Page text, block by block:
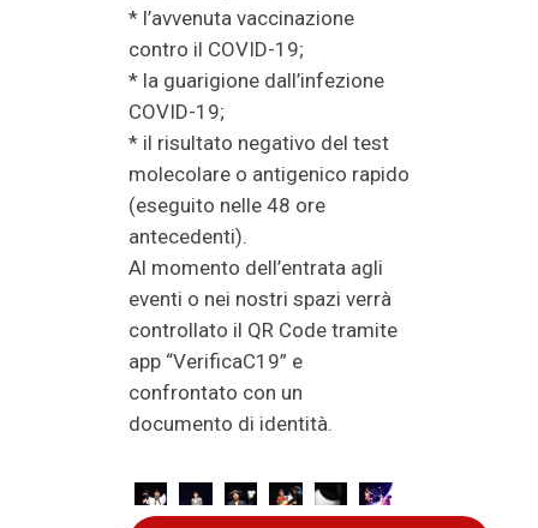
* l’avvenuta vaccinazione
contro il COVID-19;
* la guarigione dall’infezione
COVID-19;
* il risultato negativo del test
molecolare o antigenico rapido
(eseguito nelle 48 ore
antecedenti).
Al momento dell’entrata agli
eventi o nei nostri spazi verrà
controllato il QR Code tramite
app “VerificaC19” e
confrontato con un
documento di identità.